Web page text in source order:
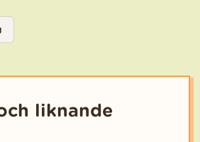
liknande